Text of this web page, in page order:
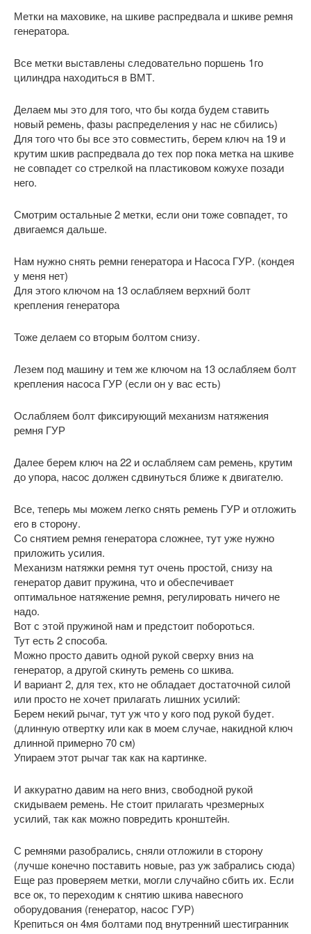
Метки на маховике, на шкиве распредвала и шкиве ремня
генератора.
Все метки выставлены следовательно поршень 1го
цилиндра находиться в ВМТ.
Делаем мы это для того, что бы когда будем ставить
новый ремень, фазы распределения у нас не сбились)
Для того что бы все это совместить, берем ключ на 19 и
крутим шкив распредвала до тех пор пока метка на шкиве
не совпадет со стрелкой на пластиковом кожухе позади
него.
Смотрим остальные 2 метки, если они тоже совпадет, то
двигаемся дальше.
Нам нужно снять ремни генератора и Насоса ГУР. (кондея
у меня нет)
Для этого ключом на 13 ослабляем верхний болт
крепления генератора
Тоже делаем со вторым болтом снизу.
Лезем под машину и тем же ключом на 13 ослабляем болт
крепления насоса ГУР (если он у вас есть)
Ослабляем болт фиксирующий механизм натяжения
ремня ГУР
Далее берем ключ на 22 и ослабляем сам ремень, крутим
до упора, насос должен сдвинуться ближе к двигателю.
Все, теперь мы можем легко снять ремень ГУР и отложить
его в сторону.
Со снятием ремня генератора сложнее, тут уже нужно
приложить усилия.
Механизм натяжки ремня тут очень простой, снизу на
генератор давит пружина, что и обеспечивает
оптимальное натяжение ремня, регулировать ничего не
надо.
Вот с этой пружиной нам и предстоит побороться.
Тут есть 2 способа.
Можно просто давить одной рукой сверху вниз на
генератор, а другой скинуть ремень со шкива.
И вариант 2, для тех, кто не обладает достаточной силой
или просто не хочет прилагать лишних усилий:
Берем некий рычаг, тут уж что у кого под рукой будет.
(длинную отвертку или как в моем случае, накидной ключ
длинной примерно 70 см)
Упираем этот рычаг так как на картинке.
И аккуратно давим на него вниз, свободной рукой
скидываем ремень. Не стоит прилагать чрезмерных
усилий, так как можно повредить кронштейн.
С ремнями разобрались, сняли отложили в сторону
(лучше конечно поставить новые, раз уж забрались сюда)
Еще раз проверяем метки, могли случайно сбить их. Если
все ок, то переходим к снятию шкива навесного
оборудования (генератор, насос ГУР)
Крепиться он 4мя болтами под внутренний шестигранник